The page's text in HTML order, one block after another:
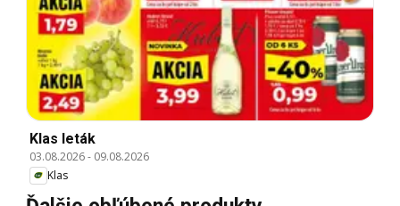
Klas leták
03.08.2026- 09.08.2026
Klas